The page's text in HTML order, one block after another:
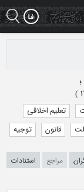
؛
)
تعلیم اخلاقی
قانون توجیه
مراجع استنادات